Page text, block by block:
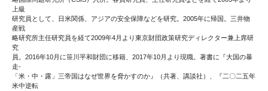
上級
研究員として、日米関係、アジアの安全保障などを研究。2005年に帰国。三井物
産戦
略研究所主任研究員を経て2009年4月より東京財団政策研究ディレクター兼上席研
究
員。2016年10月に笹川平和財団に移籍、2017年10月より現職。著書に『大国の暴
走-
「米・中・露」三帝国はなぜ世界を脅かすのか』（共著、講談社）、『二〇二五年
米中逆転